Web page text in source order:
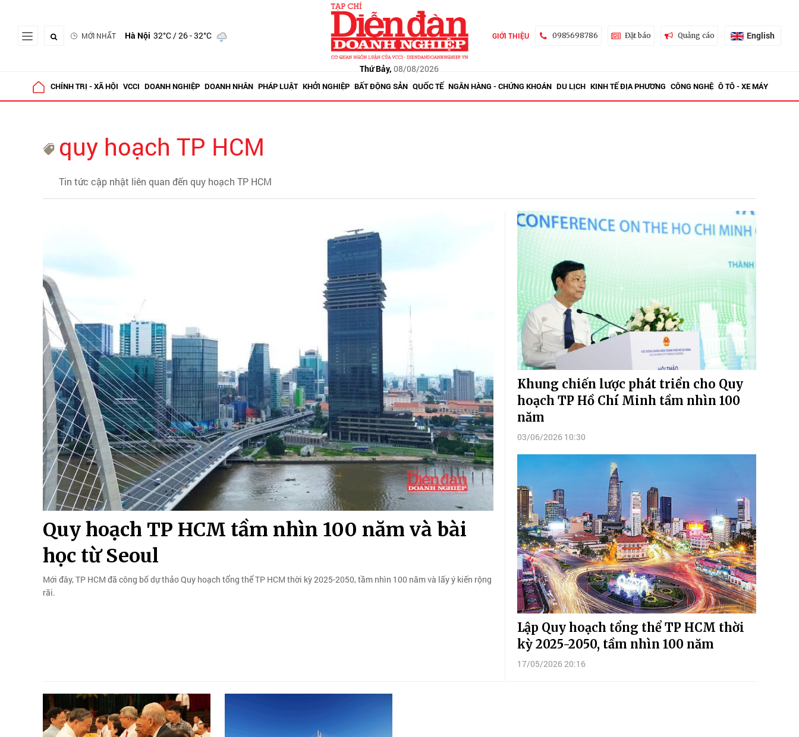
MỚI NHẤT Hà Nội 32°C/ 26 - 32°C
Thứ Bảy, 08/08/2026
GIỚI THIỆU 0985698786 Đặt báo Quảng cáo English
CHÍNH TRỊ - XÃ HỘI VCCI DOANH NGHIỆP DOANH NHÂN PHÁP LUẬT KHỞI NGHIỆP BẤT ĐỘNG SẢN QUỐC TẾ NGÂN HÀNG - CHỨNG KHOÁN DU LỊCH KINH TẾ ĐỊA PHƯƠNG CÔNG NGHỆ Ô TÔ - XE MÁY
quy hoạch TP HCM
Tin tức cập nhật liên quan đến quy hoạch TP HCM
Quy hoạch TP HCM tầm nhìn 100 năm và bài
học từ Seoul
Mới đây, TP HCM đã công bố dự thảo Quy hoạch tổng thể TP HCM thời kỳ 2025-2050, tầm nhìn 100 năm và lấy ý kiến rộng
rãi.
Khung chiến lược phát triển cho Quy
hoạch TP Hồ Chí Minh tầm nhìn 100
năm
03/06/2026 10:30
Lập Quy hoạch tổng thể TP HCM thời
kỳ 2025-2050, tầm nhìn 100 năm
17/05/2026 20:16